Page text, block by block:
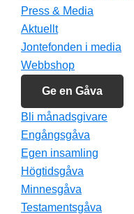
Press & Media
Aktuellt
Jontefonden i media
Webbshop
Ge en Gåva
Bli månadsgivare
Engångsgåva
Egen insamling
Högtidsgåva
Minnesgåva
Testamentsgåva